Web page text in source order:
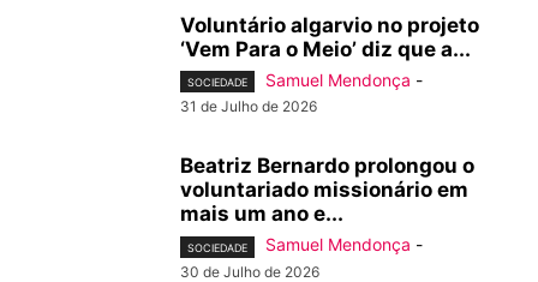
Voluntário algarvio no projeto
‘Vem Para o Meio’ diz que a...
SOCIEDADE Samuel Mendonça -
31 de Julho de 2026
Beatriz Bernardo prolongou o
voluntariado missionário em
mais um ano e...
SOCIEDADE Samuel Mendonça -
30 de Julho de 2026